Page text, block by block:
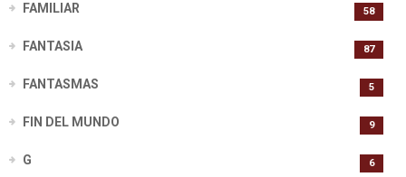
FAMILIAR 58
FANTASIA 87
FANTASMAS 5
FIN DEL MUNDO 9
G 6